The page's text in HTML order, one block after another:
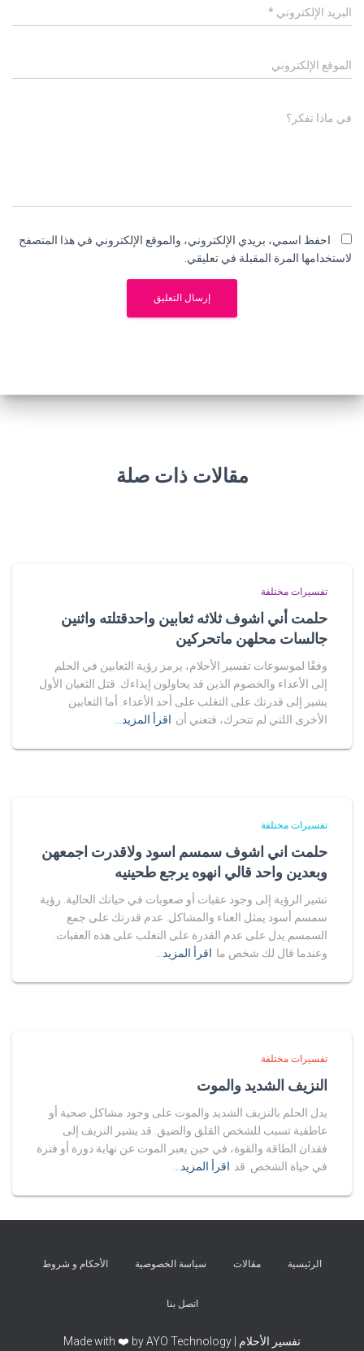
البريد الإلكتروني *
الموقع الإلكتروني
في ماذا تفكر؟
احفظ اسمي، بريدي الإلكتروني، والموقع الإلكتروني في هذا المتصفح
لاستخدامها المرة المقبلة في تعليقي.
مقالات ذات صلة
تفسيرات مختلفة
حلمت أني اشوف ثلاثه ثعابين واحدقتلته واثنين
جالسات محلهن ماتحركين
وفقًا لموسوعات تفسير الأحلام، يرمز رؤية الثعابين في الحلم
إلى الأعداء والخصوم الذين قد يحاولون إيذاءك. قتل الثعبان الأول
يشير إلى قدرتك على التغلب على أحد الأعداء. أما الثعابين
الأخرى اللتي لم تتحرك، فتعني أن اقرأ المزيد…
تفسيرات مختلفة
حلمت اني اشوف سمسم اسود ولاقدرت اجمعهن
وبعدين واحد قالي انهوه يرجع طحينيه
تشير الرؤية إلى وجود عقبات أو صعوبات في حياتك الحالية. رؤية
سمسم أسود يمثل العناء والمشاكل. عدم قدرتك على جمع
السمسم يدل على عدم القدرة على التغلب على هذه العقبات.
وعندما قال لك شخص ما اقرأ المزيد…
تفسيرات مختلفة
النزيف الشديد والموت
يدل الحلم بالنزيف الشديد والموت على وجود مشاكل صحية أو
عاطفية تسبب للشخص القلق والضيق. قد يشير النزيف إلى
فقدان الطاقة والقوة، في حين يعبر الموت عن نهاية دورة أو فترة
في حياة الشخص. قد اقرأ المزيد…
الرئيسية مقالات سياسة الخصوصية الأحكام و شروط
اتصل بنا
تفسير الأحلام | Made with ❤️ by AYO Technology